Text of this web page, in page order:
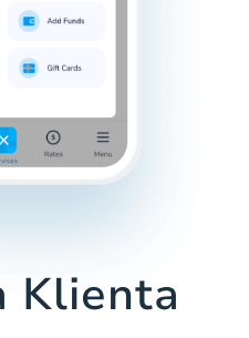
Klienta